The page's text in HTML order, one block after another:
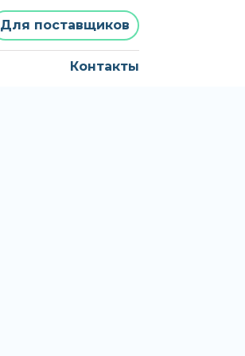
Для поставщиков
Контакты